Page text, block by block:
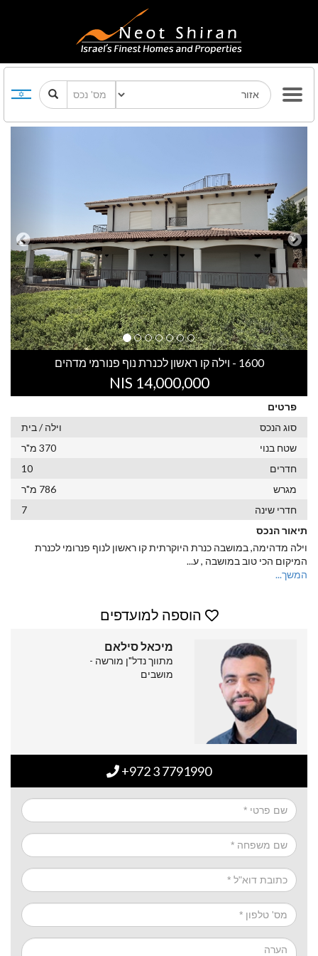
Previous Next
1600 - וילה קו ראשון לכנרת נוף פנורמי מדהים
14,000,000 NIS
פרטים
סוג הנכס
וילה / בית
שטח בנוי
370 מ"ר
חדרים
10
מגרש
786 מ"ר
חדרי שינה
7
תיאור הנכס
וילה מדהימה, במושבה כנרת היוקרתית קו ראשון לנוף פנרומי לכנרת
המיקום הכי טוב במושבה , ע...
המשך...
הוספה למועדפים
מיכאל סילאם
מתווך נדל"ן מורשה -
מושבים
+972 3 7791990